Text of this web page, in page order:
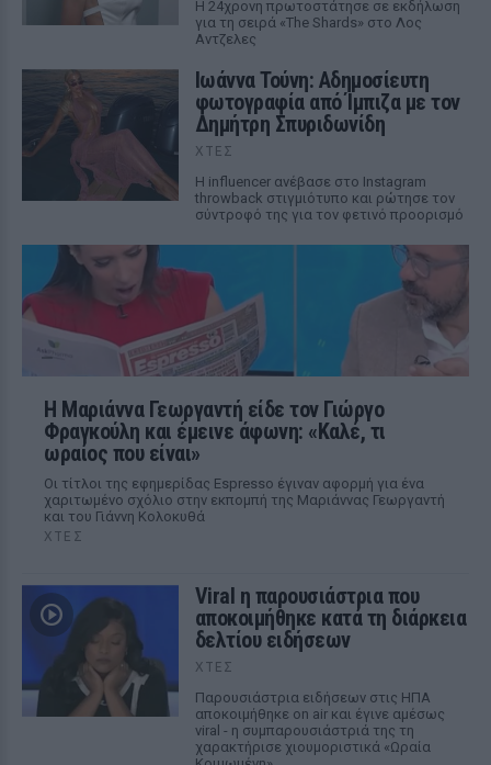
Η 24χρονη πρωτοστάτησε σε εκδήλωση
για τη σειρά «The Shards» στο Λος
Αντζελες
Ιωάννα Τούνη: Αδημοσίευτη
φωτογραφία από Ίμπιζα με τον
Δημήτρη Σπυριδωνίδη
ΧΤΕΣ
Η influencer ανέβασε στο Instagram
throwback στιγμιότυπο και ρώτησε τον
σύντροφό της για τον φετινό προορισμό
Η Μαριάννα Γεωργαντή είδε τον Γιώργο
Φραγκούλη και έμεινε άφωνη: «Καλέ, τι
ωραίος που είναι»
Οι τίτλοι της εφημερίδας Espresso έγιναν αφορμή για ένα
χαριτωμένο σχόλιο στην εκπομπή της Μαριάννας Γεωργαντή
και του Γιάννη Κολοκυθά
ΧΤΕΣ
Viral η παρουσιάστρια που
αποκοιμήθηκε κατά τη διάρκεια
δελτίου ειδήσεων
ΧΤΕΣ
Παρουσιάστρια ειδήσεων στις ΗΠΑ
αποκοιμήθηκε on air και έγινε αμέσως
viral - η συμπαρουσιάστριά της τη
χαρακτήρισε χιουμοριστικά «Ωραία